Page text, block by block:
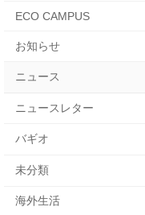
ECO CAMPUS
お知らせ
ニュース
ニュースレター
バギオ
未分類
海外生活